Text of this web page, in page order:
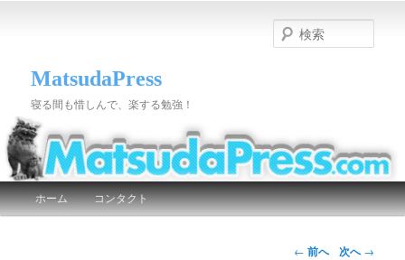
MatsudaPress
寝る間も惜しんで、楽する勉強！
索
メインメニュー
メインコンテンツへ移動
サブコンテンツへ移動
ホーム コンタクト
← 前へ 次へ→